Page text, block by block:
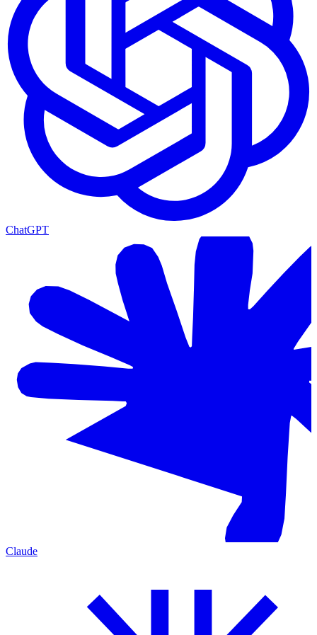
ChatGPT
Claude